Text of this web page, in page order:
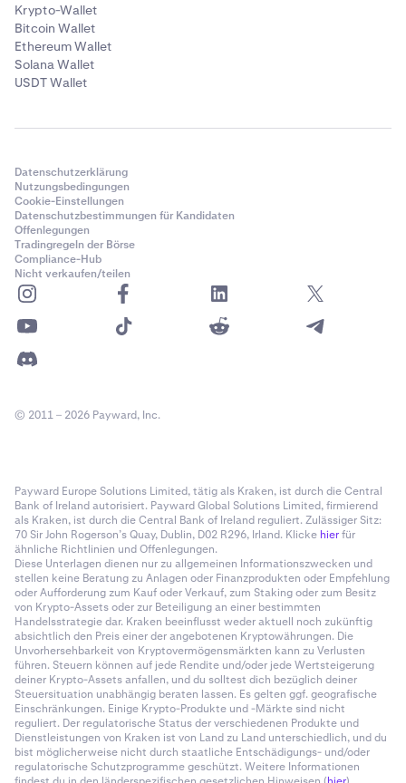
Krypto-Wallet
Bitcoin Wallet
Ethereum Wallet
Solana Wallet
USDT Wallet
Datenschutzerklärung
Nutzungsbedingungen
Cookie-Einstellungen
Datenschutzbestimmungen für Kandidaten
Offenlegungen
Tradingregeln der Börse
Compliance-Hub
Nicht verkaufen/teilen
© 2011 – 2026 Payward, Inc.
Payward Europe Solutions Limited, tätig als Kraken, ist durch die Central
Bank of Ireland autorisiert. Payward Global Solutions Limited, firmierend
als Kraken, ist durch die Central Bank of Ireland reguliert. Zulässiger Sitz:
70 Sir John Rogerson’s Quay, Dublin, D02 R296, Irland. Klicke hierfür
ähnliche Richtlinien und Offenlegungen.
Diese Unterlagen dienen nur zu allgemeinen Informationszwecken und
stellen keine Beratung zu Anlagen oder Finanzprodukten oder Empfehlung
oder Aufforderung zum Kauf oder Verkauf, zum Staking oder zum Besitz
von Krypto-Assets oder zur Beteiligung an einer bestimmten
Handelsstrategie dar. Kraken beeinflusst weder aktuell noch zukünftig
absichtlich den Preis einer der angebotenen Kryptowährungen. Die
Unvorhersehbarkeit von Kryptovermögensmärkten kann zu Verlusten
führen. Steuern können auf jede Rendite und/oder jede Wertsteigerung
deiner Krypto-Assets anfallen, und du solltest dich bezüglich deiner
Steuersituation unabhängig beraten lassen. Es gelten ggf. geografische
Einschränkungen. Einige Krypto-Produkte und -Märkte sind nicht
reguliert. Der regulatorische Status der verschiedenen Produkte und
Dienstleistungen von Kraken ist von Land zu Land unterschiedlich, und du
bist möglicherweise nicht durch staatliche Entschädigungs- und/oder
regulatorische Schutzprogramme geschützt. Weitere Informationen